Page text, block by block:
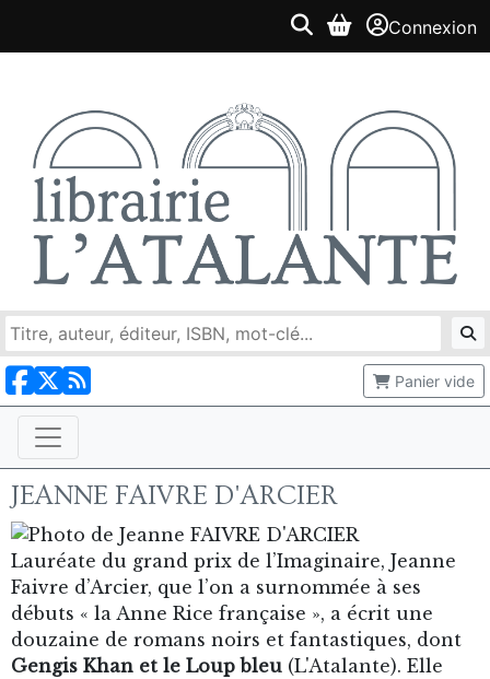
Connexion
Panier vide
JEANNE FAIVRE D'ARCIER
Lauréate du grand prix de l’Imaginaire, Jeanne
Faivre d’Arcier, que l’on a surnommée à ses
débuts « la Anne Rice française », a écrit une
douzaine de romans noirs et fantastiques, dont
Gengis Khan et le Loup bleu (L'Atalante). Elle